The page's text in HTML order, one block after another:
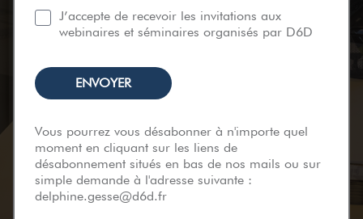
J’accepte de recevoir les invitations aux
webinaires et séminaires organisés par D6D
Vous pourrez vous désabonner à n'importe quel
moment en cliquant sur les liens de
désabonnement situés en bas de nos mails ou sur
simple demande à l'adresse suivante :
delphine.gesse@d6d.fr